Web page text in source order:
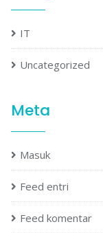
IT
Uncategorized
Meta
Masuk
Feed entri
Feed komentar